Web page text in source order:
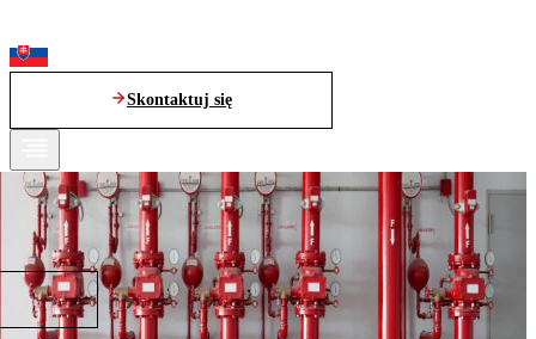
Skontaktuj się